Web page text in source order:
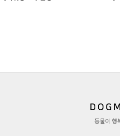
동물이 행